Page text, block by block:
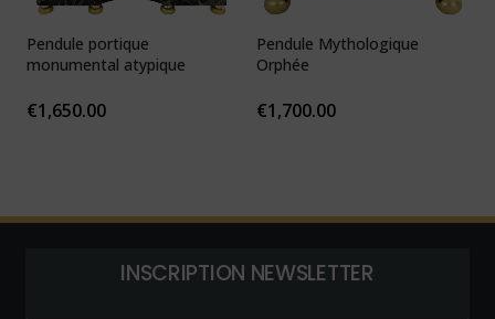
Pendule portique
monumental atypique
€1,650.00
Pendule Mythologique
Orphée
€1,700.00
INSCRIPTION NEWSLETTER